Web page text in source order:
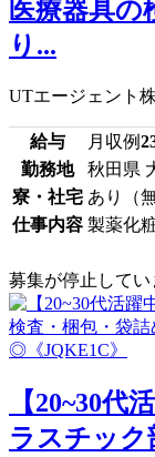
医療器具
り...
UTエージェント
給与 月収例
勤務地
秋田県
寮・社宅 あり（
仕事内容 製薬化
募集が停止してい
【20~30
ラスチック